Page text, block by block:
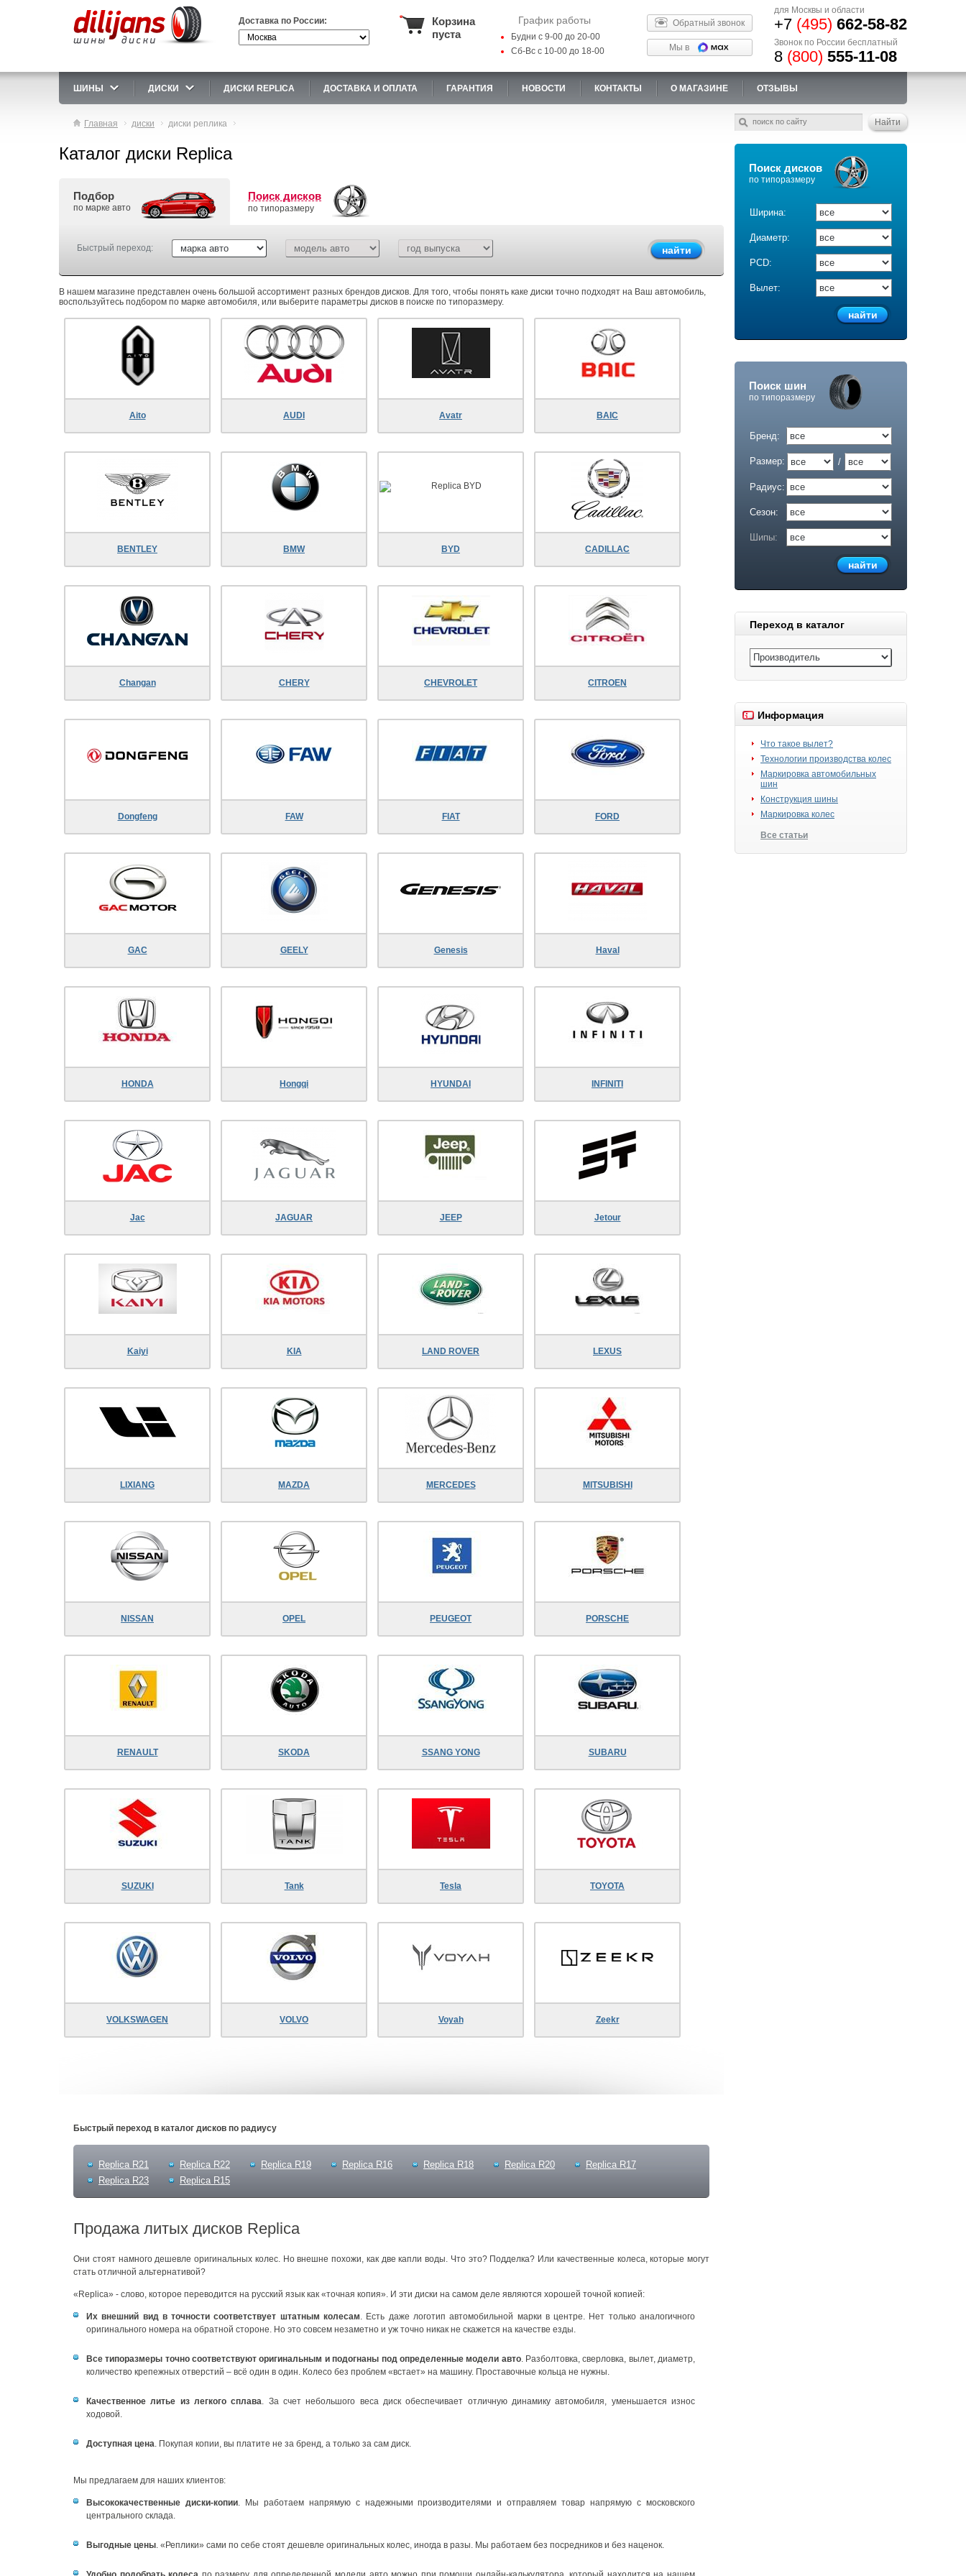
Доставка по России:
Корзина
пуста
График работы
Будни с 9-00 до 20-00
Сб-Вс с 10-00 до 18-00
Обратный звонок
Мы в
для Москвы и области
+7 (495) 662-58-82
Звонок по России бесплатный
8 (800) 555-11-08
ШИНЫ ДИСКИ ДИСКИ REPLICA ДОСТАВКА И ОПЛАТА ГАРАНТИЯ НОВОСТИ КОНТАКТЫ О МАГАЗИНЕ ОТЗЫВЫ
Главная диски диски реплика
Поиск дисков
по типоразмеру
Ширина:
Диаметр:
PCD:
Вылет:
Поиск шин
по типоразмеру
Бренд:
Размер: /
Радиус:
Сезон:
Шипы:
Переход в каталог
Информация
Что такое вылет?
Технологии производства колес
Маркировка автомобильных
шин
Конструкция шины
Маркировка колес
Все статьи
Каталог диски Replica
Подбор
по марке авто
Поиск дисков
по типоразмеру
Быстрый переход:
В нашем магазине представлен очень большой ассортимент разных брендов дисков. Для того, чтобы понять каке диски точно подходят на Ваш автомобиль,
воспользуйтесь подбором по марке автомобиля, или выберите параметры дисков в поиске по типоразмеру.
Aito AUDI Avatr BAIC
BENTLEY BMW BYD CADILLAC
Changan CHERY CHEVROLET CITROEN
Dongfeng FAW FIAT FORD
GAC GEELY Genesis Haval
HONDA Hongqi HYUNDAI INFINITI
Jac JAGUAR JEEP Jetour
Kaiyi KIA LAND ROVER LEXUS
LIXIANG MAZDA MERCEDES MITSUBISHI
NISSAN OPEL PEUGEOT PORSCHE
RENAULT SKODA SSANG YONG SUBARU
SUZUKI Tank Tesla TOYOTA
VOLKSWAGEN VOLVO Voyah Zeekr
Быстрый переход в каталог дисков по радиусу
Replica R21 Replica R22 Replica R19 Replica R16 Replica R18 Replica R20
Replica R17
Replica R23
Replica R15
Продажа литых дисков Replica
Они стоят намного дешевле оригинальных колес. Но внешне похожи, как две капли воды. Что это? Подделка? Или качественные колеса, которые могут
стать отличной альтернативой?
«Replica» - слово, которое переводится на русский язык как «точная копия». И эти диски на самом деле являются хорошей точной копией:
Их внешний вид в точности соответствует штатным колесам. Есть даже логотип автомобильной марки в центре. Нет только аналогичного
оригинального номера на обратной стороне. Но это совсем незаметно и уж точно никак не скажется на качестве езды.
Все типоразмеры точно соответствуют оригинальным и подогнаны под определенные модели авто. Разболтовка, сверловка, вылет, диаметр,
количество крепежных отверстий – всё один в один. Колесо без проблем «встает» на машину. Проставочные кольца не нужны.
Качественное литье из легкого сплава. За счет небольшого веса диск обеспечивает отличную динамику автомобиля, уменьшается износ
ходовой.
Доступная цена. Покупая копии, вы платите не за бренд, а только за сам диск.
Мы предлагаем для наших клиентов:
Высококачественные диски-копии. Мы работаем напрямую с надежными производителями и отправляем товар напрямую с московского
центрального склада.
Выгодные цены. «Реплики» сами по себе стоят дешевле оригинальных колес, иногда в разы. Мы работаем без посредников и без наценок.